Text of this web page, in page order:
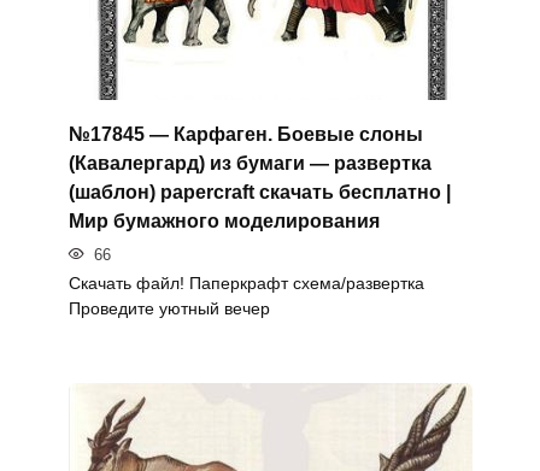
№17845 — Карфаген. Боевые слоны
(Кавалергард) из бумаги — развертка
(шаблон) papercraft скачать бесплатно |
Мир бумажного моделирования
66
Скачать файл! Паперкрафт схема/развертка
Проведите уютный вечер